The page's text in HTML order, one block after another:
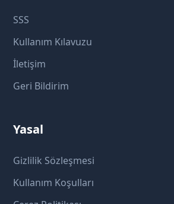
SSS
Kullanım Kılavuzu
İletişim
Geri Bildirim
Yasal
Gizlilik Sözleşmesi
Kullanım Koşulları